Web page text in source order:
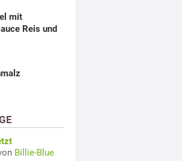
mit
Reis und
Billie-Blue